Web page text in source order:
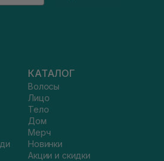
КАТАЛОГ
Волосы
Лицо
Тело
Дом
Мерч
Новинки
Акции и скидки